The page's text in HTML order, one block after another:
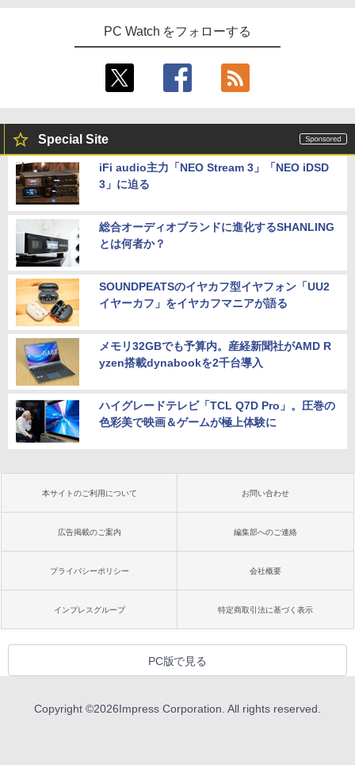
PC Watch をフォローする
Special Site
iFi audio主力「NEO Stream 3」「NEO iDSD
3」に迫る
総合オーディオブランドに進化するSHANLING
とは何者か？
SOUNDPEATSのイヤカフ型イヤフォン「UU2
イヤーカフ」をイヤカフマニアが語る
メモリ32GBでも予算内。産経新聞社がAMD R
yzen搭載dynabookを2千台導入
ハイグレードテレビ「TCL Q7D Pro」。圧巻の
色彩美で映画＆ゲームが極上体験に
本サイトのご利用について お問い合わせ
広告掲載のご案内 編集部へのご連絡
プライバシーポリシー 会社概要
インプレスグループ 特定商取引法に基づく表示
PC版で見る
Copyright ©2026Impress Corporation. All rights reserved.